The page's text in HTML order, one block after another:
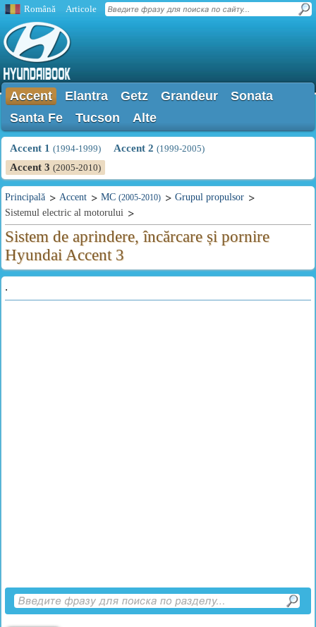
Română Articole
Accent Elantra Getz Grandeur
Sonata
Santa Fe
Tucson Alte
Accent 1 (1994-1999) Accent 2 (1999-2005)
Accent 3 (2005-2010)
Principală Accent MC (2005-2010)
Grupul propulsor
Sistemul electric al motorului
Sistem de aprindere, încărcare și pornire
Hyundai Accent 3
.